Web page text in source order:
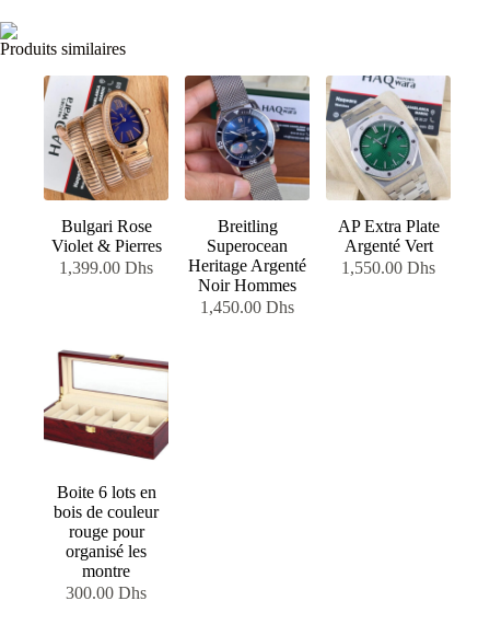
Produits similaires
Bulgari Rose
Violet & Pierres
1,399.00Dhs
Breitling
Superocean
Heritage Argenté
Noir Hommes
1,450.00Dhs
AP Extra Plate
Argenté Vert
1,550.00Dhs
Boite 6 lots en
bois de couleur
rouge pour
organisé les
montre
300.00Dhs